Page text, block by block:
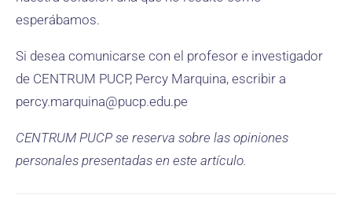
esperábamos.
Si desea comunicarse con el profesor e investigador
de CENTRUM PUCP, Percy Marquina, escribir a
percy.marquina@pucp.edu.pe
CENTRUM PUCP se reserva sobre las opiniones
personales presentadas en este artículo.